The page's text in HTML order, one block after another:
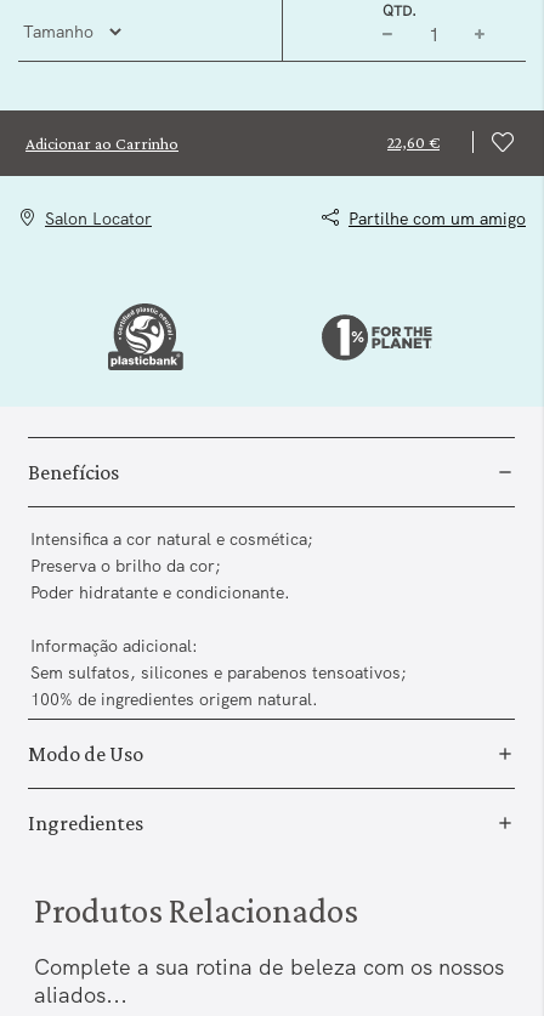
QTD.
Adicionar ao Carrinho 22,60 €
Salon Locator Partilhe com um amigo
Benefícios
Intensifica a cor natural e cosmética;
Preserva o brilho da cor;
Poder hidratante e condicionante.
Informação adicional:
Sem sulfatos, silicones e parabenos tensoativos;
100% de ingredientes origem natural.
Modo de Uso
Ingredientes
Produtos Relacionados
Complete a sua rotina de beleza com os nossos
aliados...